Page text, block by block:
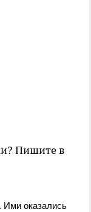
Пишите в
Ими оказались